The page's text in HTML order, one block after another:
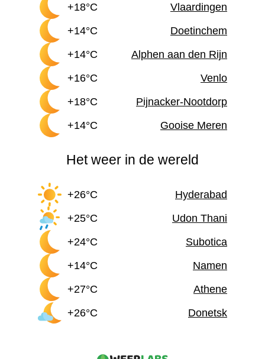
+18°C
Vlaardingen
+14°C
Doetinchem
+14°C
Alphen aan den Rijn
+16°C
Venlo
+18°C
Pijnacker-Nootdorp
+14°C
Gooise Meren
Het weer in de wereld
+26°C
Hyderabad
+25°C
Udon Thani
+24°C
Subotica
+14°C
Namen
+27°C
Athene
+26°C
Donetsk